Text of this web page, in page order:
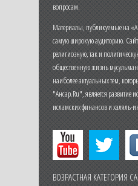
вопросам.
Материалы, публикуемые на
самую широкую аудиторию. Сайт
религиозную, так и
общественную жизнь
наиболее актуальных тем,
"Ансар.Ru", является развитие
исламских финансов и халяль-
ВОЗРАСТНАЯ КАТЕГОРИЯ